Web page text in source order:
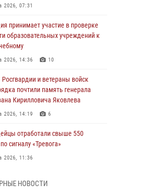
2026, 07:31
принимает участие в проверке
образовательных учреждений к
2026, 14:36 10
и ветераны войск
почтили память генерала
Кирилловича Яковлева
2026, 14:19 6
отработали свыше 550
сигналу «Тревога»
2026, 11:36
разведывательные беспилотники
НОВОСТИ